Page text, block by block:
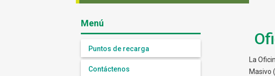
Menú
Puntos de recarga
Contáctenos
La
Masivo